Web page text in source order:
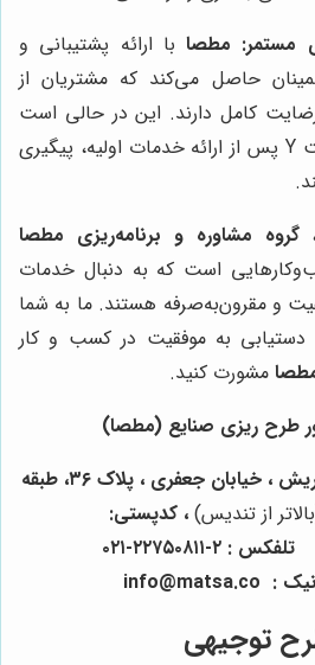
مستمر: مطصا با ارائه پشتیبانی و
حاصل می‌کند که مشتریان از
کامل دارند. این در حالی است
که شرکت X و شرکت Y پس از ارائه خدمات اولیه، پیگیری
گروه مشاوره و برنامه‌ریزی مطصا
است که به دنبال خدمات
و مقرون‌به‌صرفه هستند. ما به شما
دستیابی به موفقیت در کسب و کار
مشورت کنید.
طرح ریزی صنایع (مطصا)
، خیابان جعفری ، پلاک ۳۶، طبقه
از تندیس) ، کدپستی:
تلفکس :
:
@matsa.co
توجیهی